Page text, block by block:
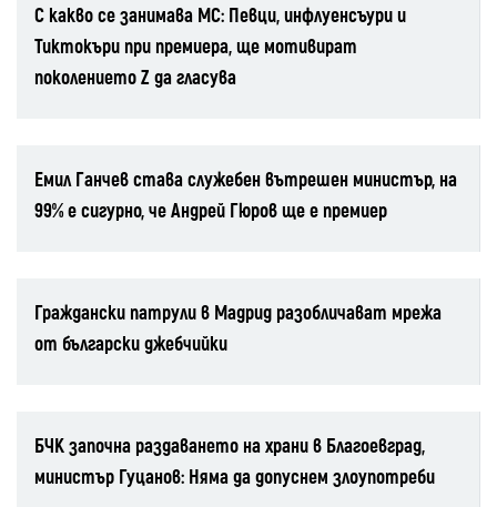
С какво се занимава МС: Певци, инфлуенсъури и
Тиктокъри при премиера, ще мотивират
поколението Z да гласува
Емил Ганчев става служебен вътрешен министър, на
99% е сигурно, че Андрей Гюров ще е премиер
Граждански патрули в Мадрид разобличават мрежа
от български джебчийки
БЧК започна раздаването на храни в Благоевград,
министър Гуцанов: Няма да допуснем злоупотреби